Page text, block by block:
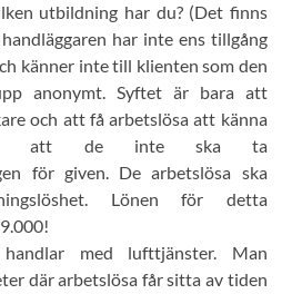
utbildning har du? (Det finns
har inte ens tillgång
känner inte till klienten som den
anonymt. Syftet är bara att
och att få arbetslösa att känna
att de inte ska ta
för given. De arbetslösa ska
Lönen för detta
handlar med lufttjänster. Man
där arbetslösa får sitta av tiden